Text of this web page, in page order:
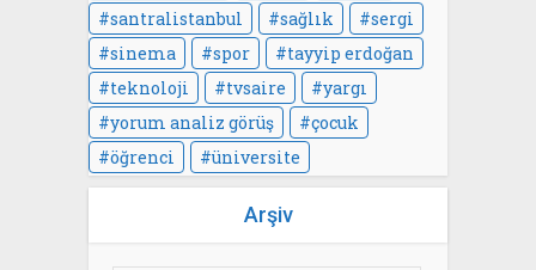
santralistanbul
sağlık
sergi
sinema
spor
tayyip erdoğan
teknoloji
tvsaire
yargı
yorum analiz görüş
çocuk
öğrenci
üniversite
Arşiv